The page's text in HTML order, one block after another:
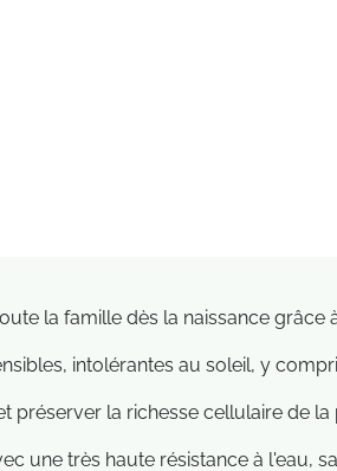
la famille dès la naissance grâce
intolérantes au soleil, y
préserver la richesse cellulaire de la
une très haute résistance à l'eau,